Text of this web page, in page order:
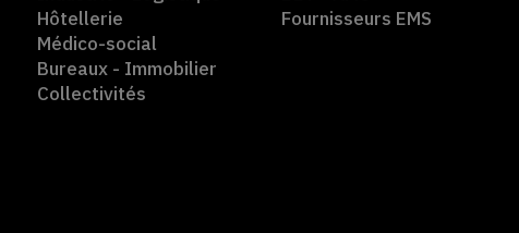
Hôtellerie
Médico-social
Bureaux - Immobilier
Collectivités
Fournisseurs EMS